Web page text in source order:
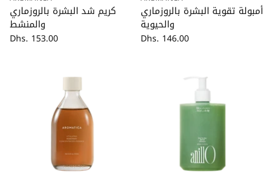
كمية
كريم شد البشرة بالروزماري
والمنشط
Dhs. 153.00
كمية
أمبولة تقوية البشرة بالروزماري
والحيوية
Dhs. 146.00